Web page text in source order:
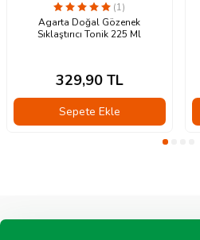
(1)
Agarta Doğal Gözenek
Sıklaştırıcı Tonik 225 Ml
329,90TL
Sepete Ekle